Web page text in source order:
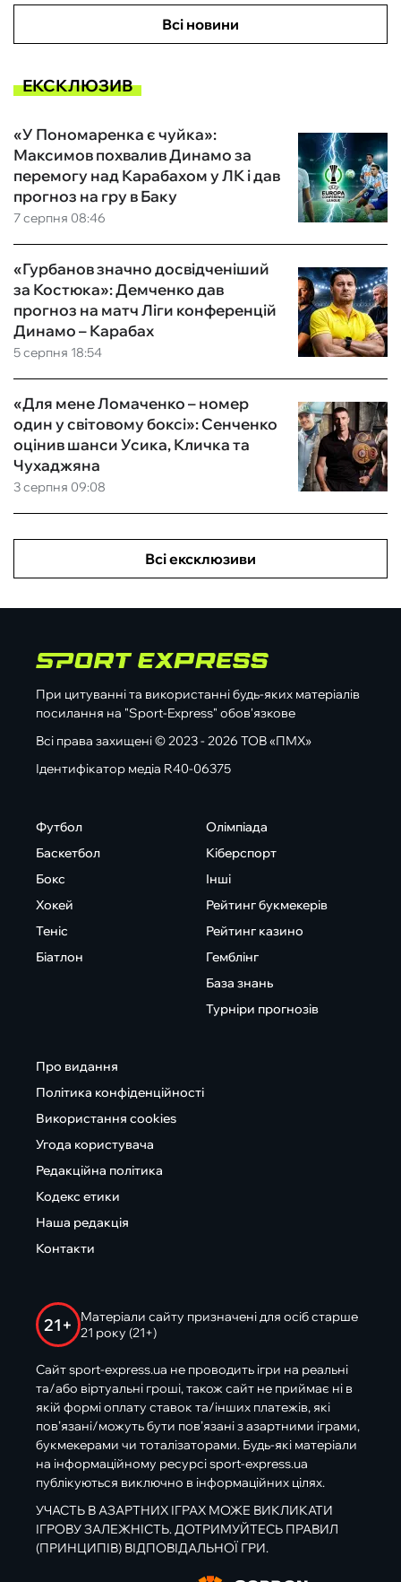
Всі новини
ЕКСКЛЮЗИВ
7 серпня 08:46
«У Пономаренка є чуйка»:
Максимов похвалив Динамо за
перемогу над Карабахом у ЛК і дав
прогноз на гру в Баку
5 серпня 18:54
«Гурбанов значно досвідченіший
за Костюка»: Демченко дав
прогноз на матч Ліги конференцій
Динамо – Карабах
3 серпня 09:08
«Для мене Ломаченко – номер
один у світовому боксі»: Сенченко
оцінив шанси Усика, Кличка та
Чухаджяна
Всі ексклюзиви
При цитуванні та використанні будь-яких матеріалів
посилання на "Sport-Express" обов'язкове
Всі права захищені © 2023 - 2026 ТОВ «ПМХ»
Ідентифікатор медіа R40-06375
Футбол
Баскетбол
Бокс
Хокей
Теніс
Біатлон
Олімпіада
Кіберспорт
Інші
Рейтинг букмекерів
Рейтинг казино
Гемблінг
База знань
Турніри прогнозів
Про видання
Політика конфіденційності
Використання cookies
Угода користувача
Редакційна політика
Кодекс етики
Наша редакція
Контакти
21+
Матеріали сайту призначені для осіб старше
21 року (21+)
Сайт sport-express.ua не проводить ігри на реальні
та/або віртуальні гроші, також сайт не приймає ні в
якій формі оплату ставок та/інших платежів, які
пов’язані/можуть бути пов’язані з азартними іграми,
букмекерами чи тоталізаторами. Будь-які матеріали
на інформаційному ресурсі sport-express.ua
публікуються виключно в інформаційних цілях.
УЧАСТЬ В АЗАРТНИХ ІГРАХ МОЖЕ ВИКЛИКАТИ
ІГРОВУ ЗАЛЕЖНІСТЬ. ДОТРИМУЙТЕСЬ ПРАВИЛ
(ПРИНЦИПІВ) ВІДПОВІДАЛЬНОЇ ГРИ.